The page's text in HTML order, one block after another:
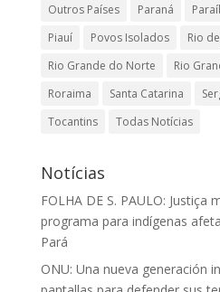
Outros Países
Paraná
Piauí
Povos Isolados
Rio
Rio Grande do Norte
Rio
Roraima
Santa Catarina
Tocantins
Todas Notícias
Notícias
FOLHA DE S. PAULO: Justiça
programa para indígenas
Pará
ONU: Una nueva generación